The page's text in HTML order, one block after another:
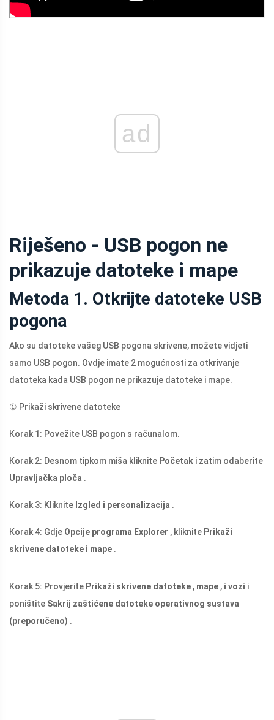
ad
Riješeno - USB pogon ne
prikazuje datoteke i mape
Metoda 1. Otkrijte datoteke USB
pogona
Ako su datoteke vašeg USB pogona skrivene, možete vidjeti
samo USB pogon. Ovdje imate 2 mogućnosti za otkrivanje
datoteka kada USB pogon ne prikazuje datoteke i mape.
① Prikaži skrivene datoteke
Korak 1: Povežite USB pogon s računalom.
Korak 2: Desnom tipkom miša kliknite Početak i zatim odaberite
Upravljačka ploča .
Korak 3: Kliknite Izgled i personalizacija .
Korak 4: Gdje Opcije programa Explorer , kliknite Prikaži
skrivene datoteke i mape .
Korak 5: Provjerite Prikaži skrivene datoteke , mape , i vozi i
poništite Sakrij zaštićene datoteke operativnog sustava
(preporučeno) .